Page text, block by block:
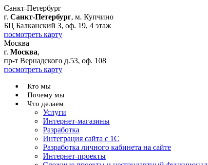
Санкт-Петербург
г. Санкт-Петербург, м. Купчино
БЦ Балканский З, оф. 19, 4 этаж
посмотреть карту
Москва
г. Москва,
пр-т Вернадского д.53, оф. 108
посмотреть карту
Кто мы
Почему мы
Что делаем
Услуги
Интернет-магазины
Разработка
Интеграция сайта с 1С
Разработка личного кабинета на сайте
Интернет-проекты